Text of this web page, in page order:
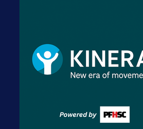
Zmajevi dobili veliko
pojačanje: Fudbaler
Olympiacosa želi
Premijer liga BiH